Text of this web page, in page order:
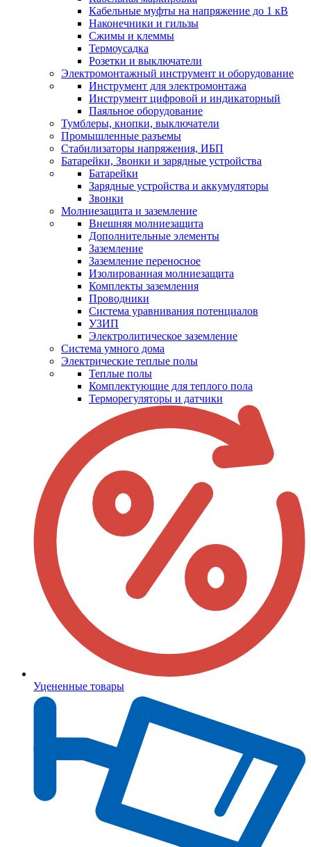
Кабельные муфты на напряжение до 1 кВ
Наконечники и гильзы
Сжимы и клеммы
Термоусадка
Розетки и выключатели
Электромонтажный инструмент и оборудование
Инструмент для электромонтажа
Инструмент цифровой и индикаторный
Паяльное оборудование
Тумблеры, кнопки, выключатели
Промышленные разъемы
Стабилизаторы напряжения, ИБП
Батарейки, Звонки и зарядные устройства
Батарейки
Зарядные устройства и аккумуляторы
Звонки
Молниезащита и заземление
Внешняя молниезащита
Дополнительные элементы
Заземление
Заземление переносное
Изолированная молниезащита
Комплекты заземления
Проводники
Система уравнивания потенциалов
УЗИП
Электролитическое заземление
Система умного дома
Электрические теплые полы
Теплые полы
Комплектующие для теплого пола
Терморегуляторы и датчики
Уцененные товары